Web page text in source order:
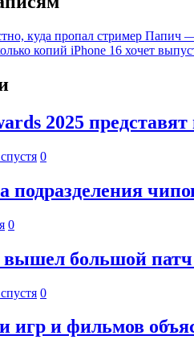
куда пропал стример Папич
копий iPhone 16 хочет
2025
0
подразделения
0
большой
0
игр и фильмов